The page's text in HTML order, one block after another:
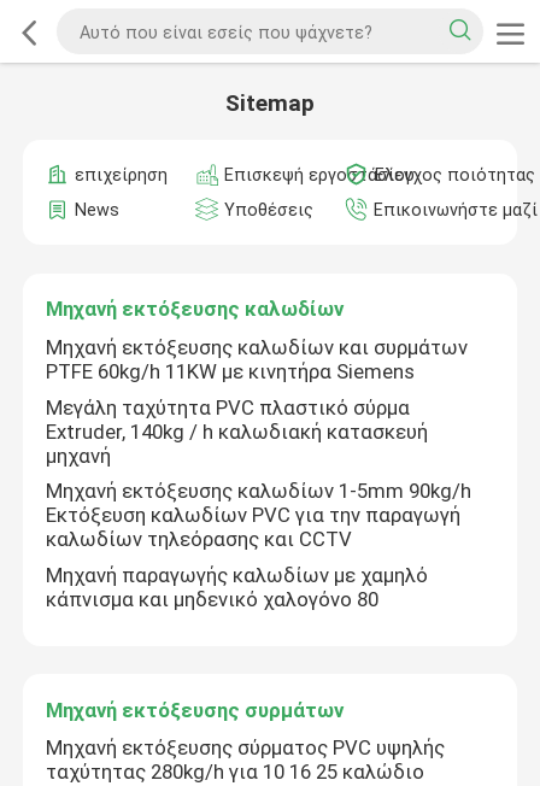
Sitemap
επιχείρηση Επισκεψή εργοστασίουΈλεγχος ποιότητας
News
Υποθέσεις Επικοινωνήστε
Μηχανή εκτόξευσης καλωδίων
Μηχανή εκτόξευσης καλωδίων και συρμάτων
PTFE 60kg/h 11KW με κινητήρα Siemens
Μεγάλη ταχύτητα PVC πλαστικό σύρμα
Extruder, 140kg / h καλωδιακή κατασκευή
μηχανή
Μηχανή εκτόξευσης καλωδίων 1-5mm 90kg/h
Εκτόξευση καλωδίων PVC για την παραγωγή
καλωδίων τηλεόρασης και CCTV
Μηχανή παραγωγής καλωδίων με χαμηλό
κάπνισμα και μηδενικό χαλογόνο 80
Μηχανή εκτόξευσης συρμάτων
Μηχανή εκτόξευσης σύρματος PVC υψηλής
ταχύτητας 280kg/h για 10 16 25 καλώδιο